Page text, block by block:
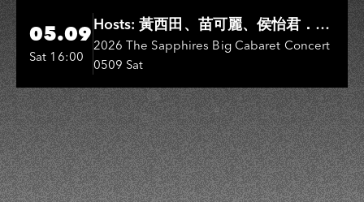
瑤
Hi-Ing Music Hall
05.09
Sat 16:00
Hosts: 黃西田、苗可麗、侯怡君．
Entertainers: 葉啟田、鳥來嬤-吳
敏、張秀卿、王彩樺、吳淑敏、施文
彬、邵大倫、曹雅雯、陳孟賢、黃露
瑤
2026 The Sapphires Big Cabaret Concert
0509 Sat